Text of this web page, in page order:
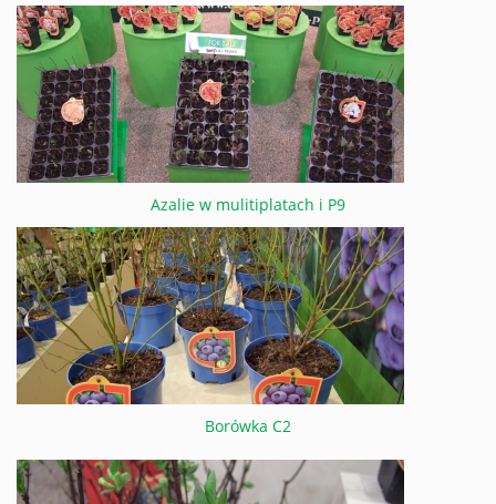
Azalie w mulitiplatach i P9
Borówka C2